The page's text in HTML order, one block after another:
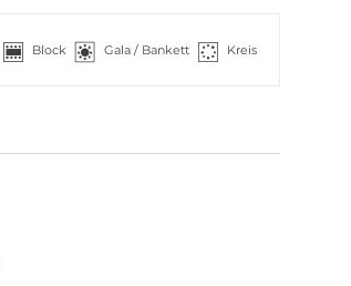
Block Gala / Bankett Kreis